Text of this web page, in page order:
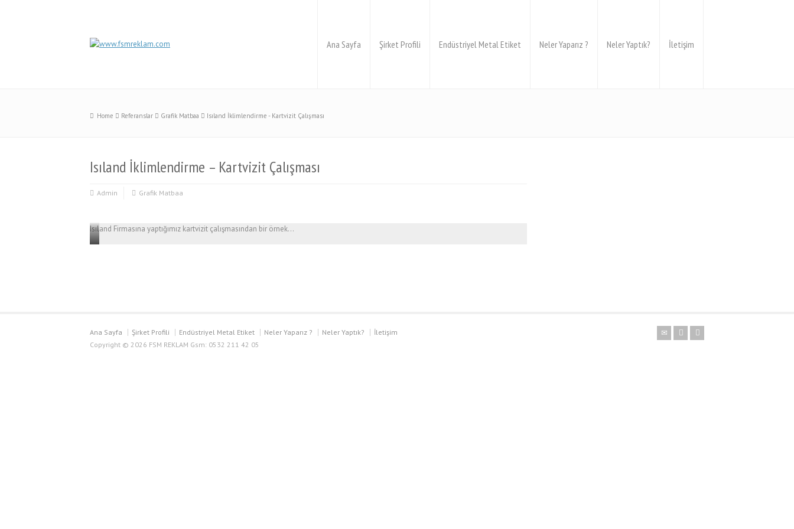
Ana Sayfa Şirket Profili Endüstriyel Metal Etiket Neler Yaparız ? Neler Yaptık? İletişim
Home Referanslar Grafik Matbaa Isıland İklimlendirme - Kartvizit Çalışması
Isıland İklimlendirme – Kartvizit Çalışması
Admin Grafik Matbaa
Isıland Firmasına yaptığımız kartvizit çalışmasından bir örnek…
Business
on
wood
Ana Sayfa Şirket Profili Endüstriyel Metal Etiket Neler Yaparız ? Neler Yaptık?
İletişim
Copyright © 2026 FSM REKLAM Gsm: 0532 211 42 05